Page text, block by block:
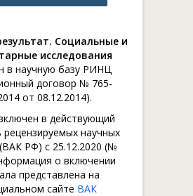
Социальные и
исследования
в научную базу РИНЦ
договор № 765-
от 08.12.2014).
в действующий
рецензируемых научных
РФ) с 25.12.2020 (№
о включении
представлена на
сайте ВАК